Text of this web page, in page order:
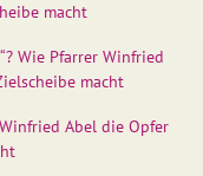
macht
Wie Pfarrer Winfried
macht
Abel die Opfer